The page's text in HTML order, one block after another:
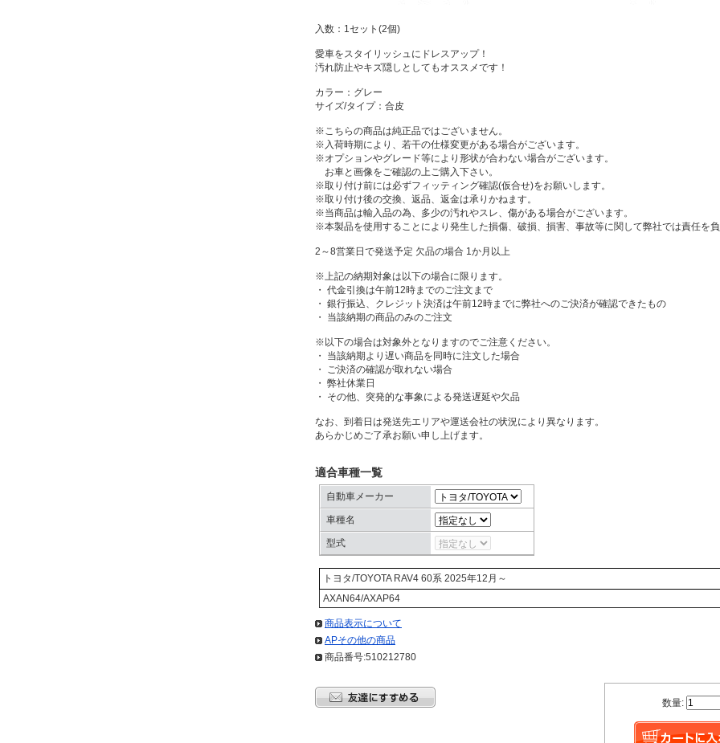
入数：1セット(2個)
愛車をスタイリッシュにドレスアップ！
汚れ防止やキズ隠しとしてもオススメです！
カラー：グレー
サイズ/タイプ：合皮
※こちらの商品は純正品ではございません。
※入荷時期により、若干の仕様変更がある場合がございます。
※オプションやグレード等により形状が合わない場合がございます。
お車と画像をご確認の上ご購入下さい。
※取り付け前には必ずフィッティング確認(仮合せ)をお願いします。
※取り付け後の交換、返品、返金は承りかねます。
※当商品は輸入品の為、多少の汚れやスレ、傷がある場合がございます。
※本製品を使用することにより発生した損傷、破損、損害、事故等に関して弊社では責任を負
2～8営業日で発送予定 欠品の場合 1か月以上
※上記の納期対象は以下の場合に限ります。
・ 代金引換は午前12時までのご注文まで
・ 銀行振込、クレジット決済は午前12時までに弊社へのご決済が確認できたもの
・ 当該納期の商品のみのご注文
※以下の場合は対象外となりますのでご注意ください。
・ 当該納期より遅い商品を同時に注文した場合
・ ご決済の確認が取れない場合
・ 弊社休業日
・ その他、突発的な事象による発送遅延や欠品
なお、到着日は発送先エリアや運送会社の状況により異なります。
あらかじめご了承お願い申し上げます。
適合車種一覧
自動車メーカー
車種名
型式
トヨタ/TOYOTA RAV4 60系 2025年12月～
AXAN64/AXAP64
商品表示について
APその他の商品
商品番号:510212780
数量: